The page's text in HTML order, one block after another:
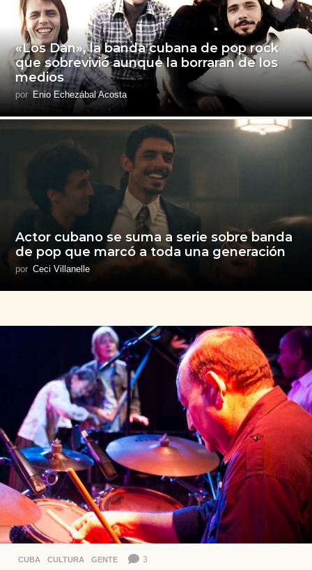
«Los Dan», la banda cubana de pop rock
que sobrevivió aunque la borraran de los
medios
por Enio Echezábal Acosta
Actor cubano se suma a serie sobre banda
de pop que marcó a toda una generación
por Ceci Villanelle
CUBA ,CULTURA ,GENTE 3